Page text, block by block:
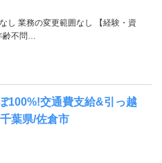
し 業務の変更範囲なし 【経験・資
不問…
100%!交通費支給&引っ越
葉県/佐倉市